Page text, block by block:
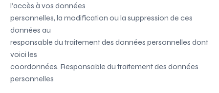
l’accès à vos données
personnelles, la modification ou la suppression de ces
données au
responsable du traitement des données personnelles dont
voici les
coordonnées. Responsable du traitement des données
personnelles